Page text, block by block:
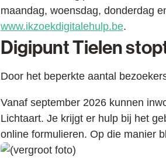
maandag, woensdag, donderdag
www.ikzoekdigitalehulp.be.
Digipunt Tielen
Door het beperkte aantal
Vanaf september 2026 kunnen
Lichtaart. Je krijgt er hulp bij het
online formulieren. Op die manier